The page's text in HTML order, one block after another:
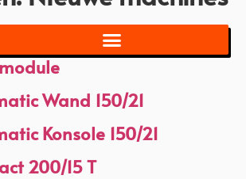
Wand 150/21
Konsole 150/21
200/15 T